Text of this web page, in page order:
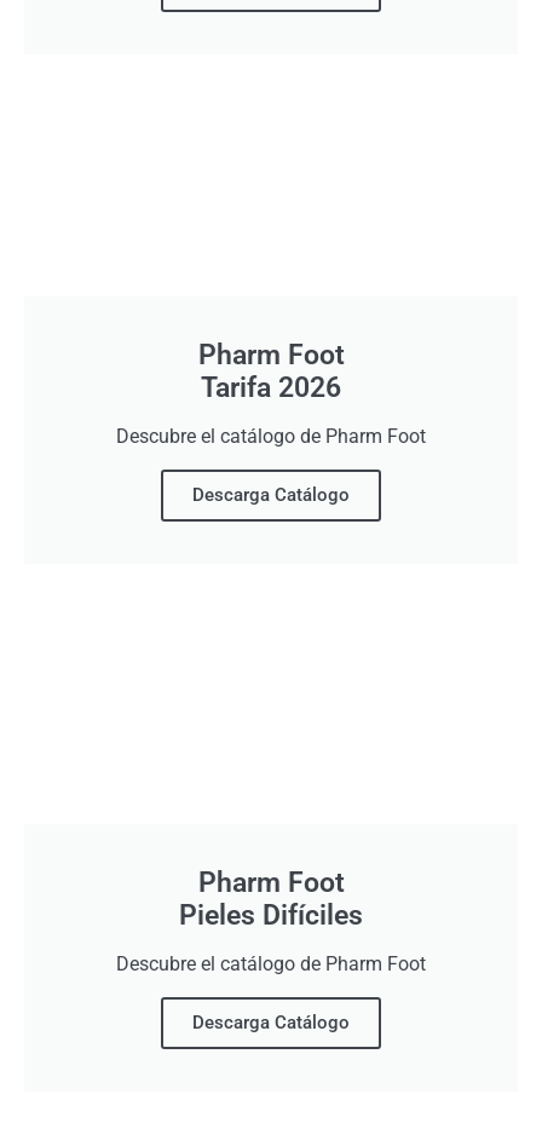
Pharm Foot
Tarifa 2026
Descubre el catálogo de Pharm Foot
Descarga Catálogo
Pharm Foot
Pieles Difíciles
Descubre el catálogo de Pharm Foot
Descarga Catálogo